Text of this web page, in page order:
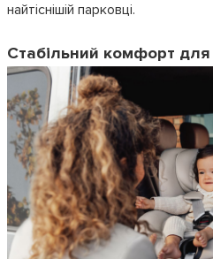
найтіснішій парковці.
Стабільний комфорт для